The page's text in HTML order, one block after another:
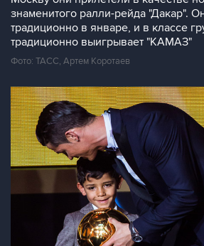
знаменитого ралли-рейда "Дакар".
традиционно в январе, и в классе
традиционно выигрывает "КАМАЗ"
Фото: ТАСС, Артем Коротаев